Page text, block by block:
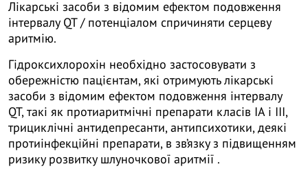
Лікарські засоби з відомим ефектом подовження
інтервалу QT / потенціалом спричиняти серцеву
аритмію.
Гідроксихлорохін необхідно застосовувати з
обережністю пацієнтам, які отримують лікарські
засоби з відомим ефектом подовження інтервалу
QT, такі як протиаритмічні препарати класів IA і III,
трициклічні антидепресанти, антипсихотики, деякі
протиінфекційні препарати, в зв’язку з підвищенням
ризику розвитку шлуночкової аритмії .